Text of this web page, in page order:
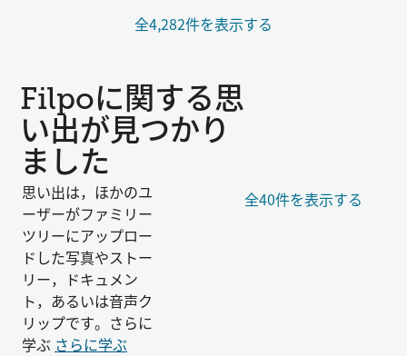
全4,282件を表示する
Filpoに関する思
い出が見つかり
ました
思い出は，ほかのユ
ーザーがファミリー
ツリーにアップロー
ドした写真やストー
リー，ドキュメン
ト，あるいは音声ク
リップです。さらに
学ぶ さらに学ぶ
全40件を表示する